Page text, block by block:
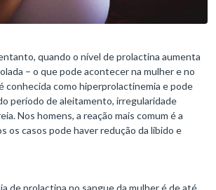
quando o nível de prolactina aumenta
– o que pode acontecer na mulher e no
conhecida como hiperprolactinemia e pode
período de aleitamento, irregularidade
Nos homens, a reação mais comum é a
os casos pode haver redução da libido e